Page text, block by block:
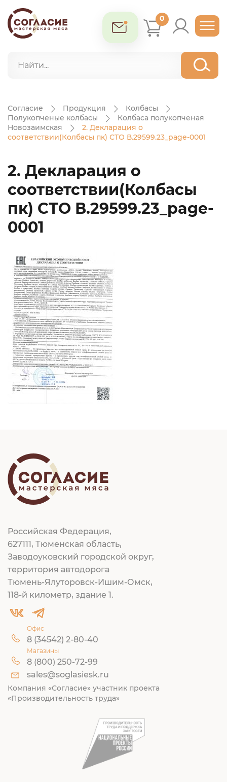
0
Согласие Продукция
Колбасы
Полукопченые колбасы
Колбаса полукопченая
Новозаимская
2. Декларация о
соответствии(Колбасы пк) СТО В.29599.23_page-0001
2. Декларация о
соответствии(Колбасы
пк) СТО В.29599.23_page-
0001
Российская Федерация,
627111, Тюменская область,
Заводоуковский городской округ,
территория автодорога
Тюмень-Ялуторовск-Ишим-Омск,
118-й километр, здание 1.
Офис
8 (34542) 2-80-40
Магазины
8 (800) 250-72-99
sales@soglasiesk.ru
Компания «Согласие» участник проекта
«Производительность труда»